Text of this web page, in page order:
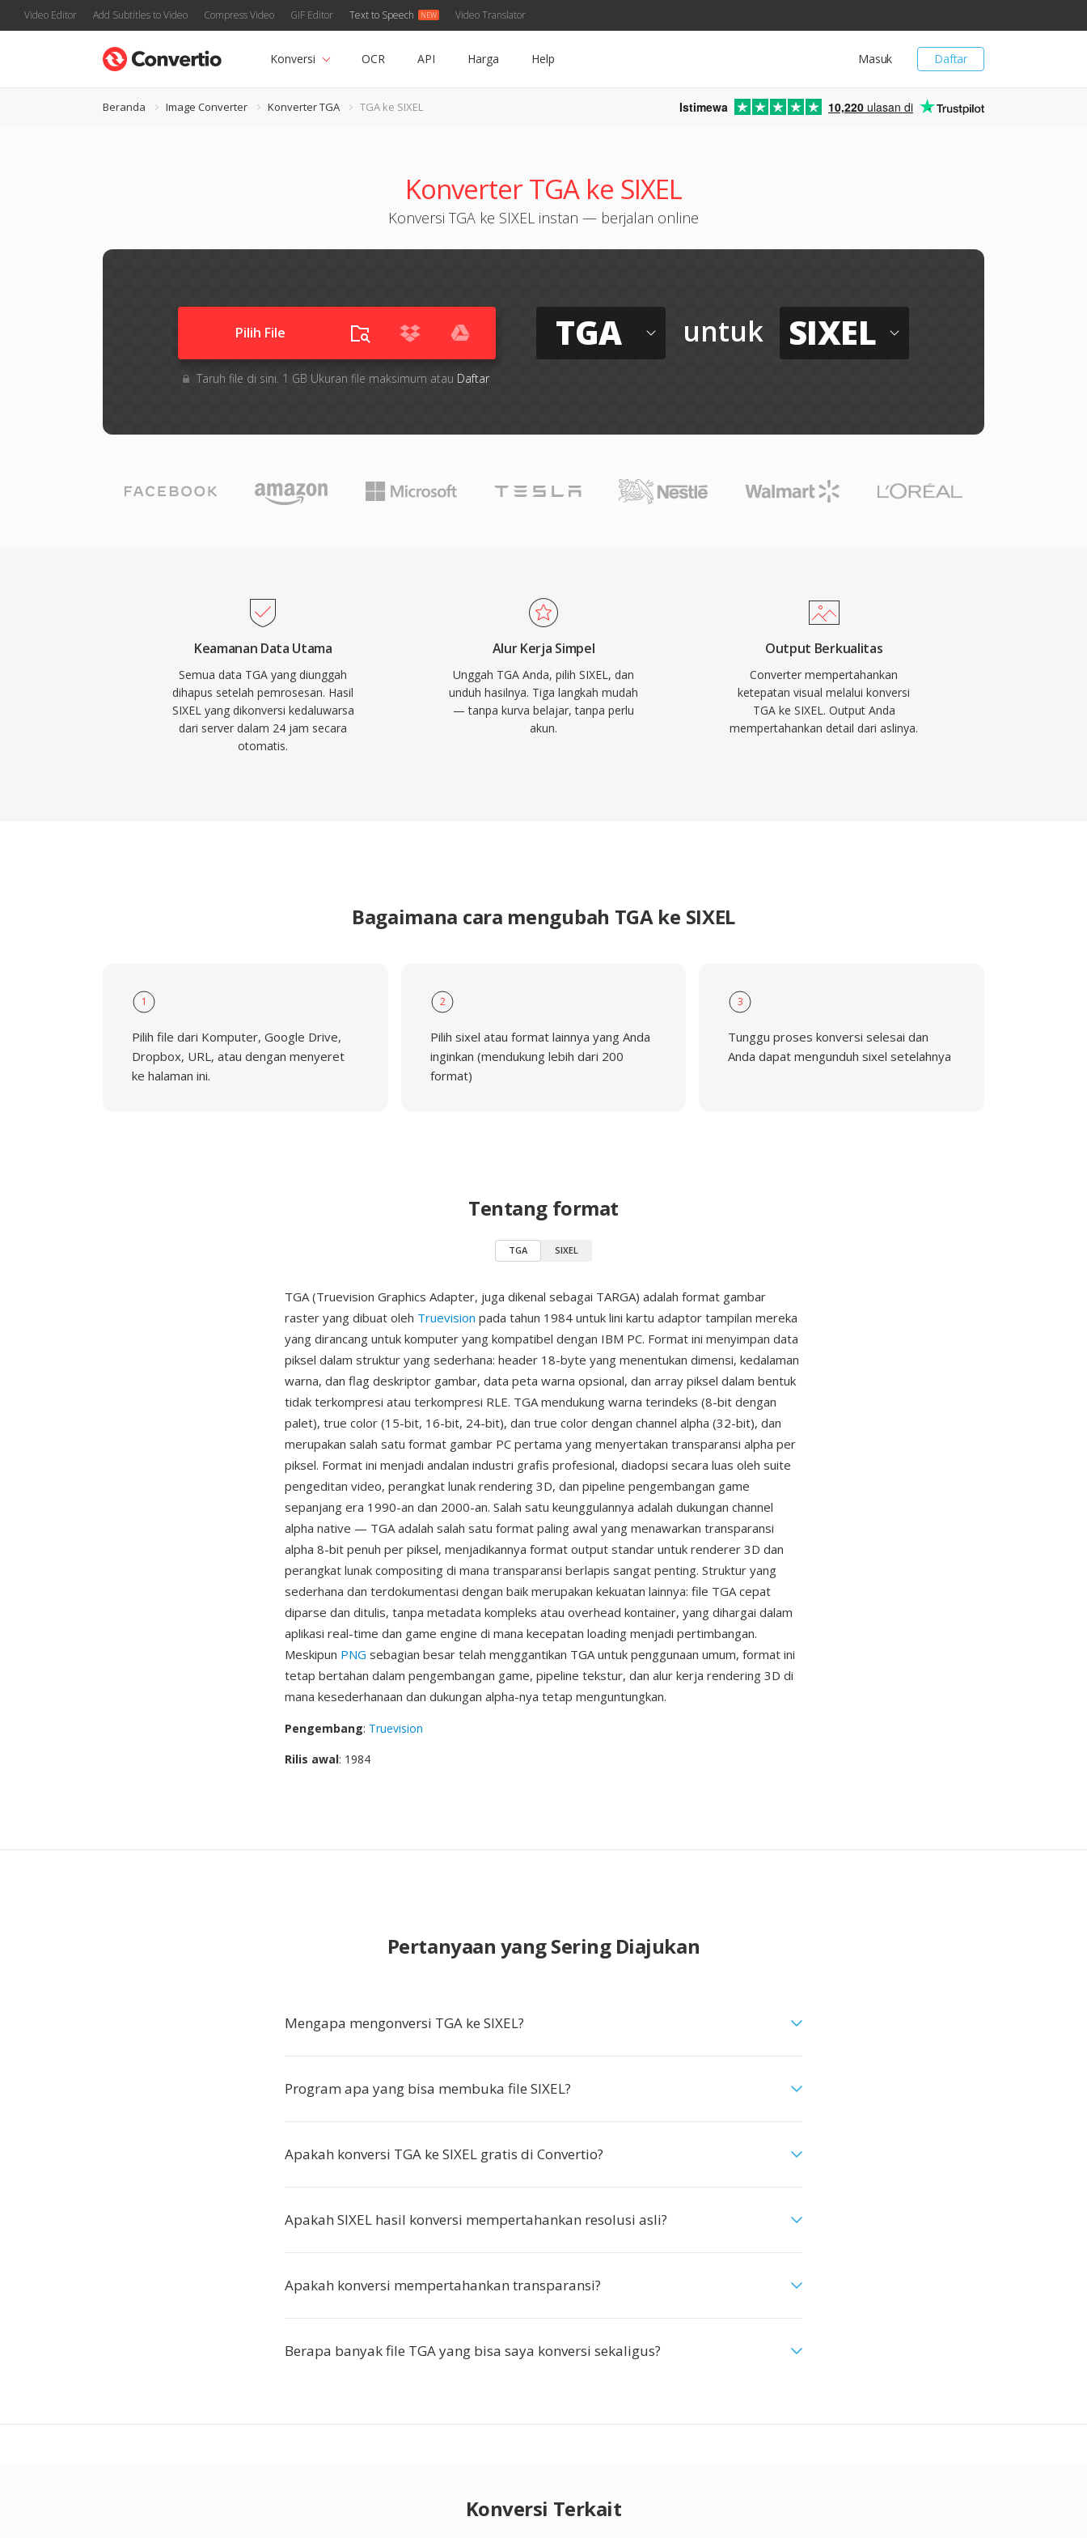
Video Editor Add Subtitles to Video Compress Video GIF Editor Text to Speech Video Translator
Daftar
Masuk
Konversi OCR API Harga Help
Beranda Image Converter Konverter TGA TGA ke SIXEL Istimewa 10,220 ulasan di
Konverter TGA ke SIXEL
Konversi TGA ke SIXEL instan — berjalan online
Pilih File
Taruh file di sini. 1 GB Ukuran file maksimum atau Daftar
TGA untuk SIXEL
Keamanan Data Utama
Semua data TGA yang diunggah
dihapus setelah pemrosesan. Hasil
SIXEL yang dikonversi kedaluwarsa
dari server dalam 24 jam secara
otomatis.
Alur Kerja Simpel
Unggah TGA Anda, pilih SIXEL, dan
unduh hasilnya. Tiga langkah mudah
— tanpa kurva belajar, tanpa perlu
akun.
Output Berkualitas
Converter mempertahankan
ketepatan visual melalui konversi
TGA ke SIXEL. Output Anda
mempertahankan detail dari aslinya.
Bagaimana cara mengubah TGA ke SIXEL
1
Pilih file dari Komputer, Google Drive,
Dropbox, URL, atau dengan menyeret
ke halaman ini.
2
Pilih sixel atau format lainnya yang Anda
inginkan (mendukung lebih dari 200
format)
3
Tunggu proses konversi selesai dan
Anda dapat mengunduh sixel setelahnya
Tentang format
TGA SIXEL
TGA (Truevision Graphics Adapter, juga dikenal sebagai TARGA) adalah format gambar
raster yang dibuat oleh Truevision pada tahun 1984 untuk lini kartu adaptor tampilan mereka
yang dirancang untuk komputer yang kompatibel dengan IBM PC. Format ini menyimpan data
piksel dalam struktur yang sederhana: header 18-byte yang menentukan dimensi, kedalaman
warna, dan flag deskriptor gambar, data peta warna opsional, dan array piksel dalam bentuk
tidak terkompresi atau terkompresi RLE. TGA mendukung warna terindeks (8-bit dengan
palet), true color (15-bit, 16-bit, 24-bit), dan true color dengan channel alpha (32-bit), dan
merupakan salah satu format gambar PC pertama yang menyertakan transparansi alpha per
piksel. Format ini menjadi andalan industri grafis profesional, diadopsi secara luas oleh suite
pengeditan video, perangkat lunak rendering 3D, dan pipeline pengembangan game
sepanjang era 1990-an dan 2000-an. Salah satu keunggulannya adalah dukungan channel
alpha native — TGA adalah salah satu format paling awal yang menawarkan transparansi
alpha 8-bit penuh per piksel, menjadikannya format output standar untuk renderer 3D dan
perangkat lunak compositing di mana transparansi berlapis sangat penting. Struktur yang
sederhana dan terdokumentasi dengan baik merupakan kekuatan lainnya: file TGA cepat
diparse dan ditulis, tanpa metadata kompleks atau overhead kontainer, yang dihargai dalam
aplikasi real-time dan game engine di mana kecepatan loading menjadi pertimbangan.
Meskipun PNG sebagian besar telah menggantikan TGA untuk penggunaan umum, format ini
tetap bertahan dalam pengembangan game, pipeline tekstur, dan alur kerja rendering 3D di
mana kesederhanaan dan dukungan alpha-nya tetap menguntungkan.
Pengembang: Truevision
Rilis awal: 1984
Pertanyaan yang Sering Diajukan
Mengapa mengonversi TGA ke SIXEL?
Program apa yang bisa membuka file SIXEL?
Apakah konversi TGA ke SIXEL gratis di Convertio?
Apakah SIXEL hasil konversi mempertahankan resolusi asli?
Apakah konversi mempertahankan transparansi?
Berapa banyak file TGA yang bisa saya konversi sekaligus?
Konversi Terkait